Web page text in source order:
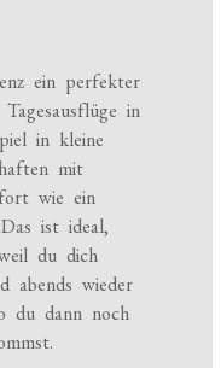
ein perfekter
in
in kleine
mit
wie ein
ist ideal,
du dich
abends wieder
du dann noch